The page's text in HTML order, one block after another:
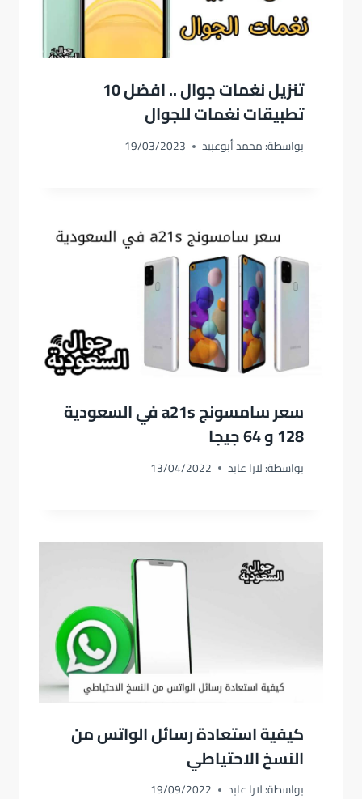
تنزيل نغمات جوال .. افضل 10
تطبيقات نغمات للجوال
بواسطة:محمد أبوعبيد 19/03/2023
سعر سامسونج a21s في السعودية
128 و 64 جيجا
بواسطة:لارا عابد 13/04/2022
كيفية استعادة رسائل الواتس من
النسخ الاحتياطي
بواسطة:لارا عابد 19/09/2022